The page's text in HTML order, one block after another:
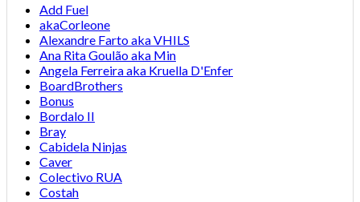
Add Fuel
akaCorleone
Alexandre Farto aka VHILS
Ana Rita Goulão aka Min
Angela Ferreira aka Kruella D'Enfer
BoardBrothers
Bonus
Bordalo II
Bray
Cabidela Ninjas
Caver
Colectivo RUA
Costah